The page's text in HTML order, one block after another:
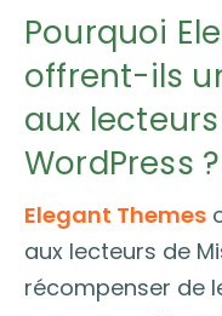
Pourquoi
offrent-ils
aux
WordPress ?
Elegant Themes
aux lecteurs de
récompenser de